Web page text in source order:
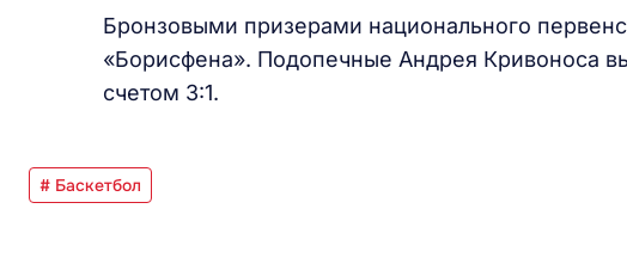
Бронзовыми призерами национального
«Борисфена». Подопечные Андрея Кривоноса
счетом 3:1.
# Баскетбол